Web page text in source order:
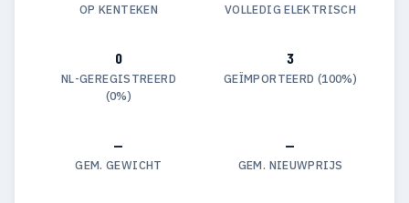
OP KENTEKEN VOLLEDIG ELEKTRISCH
0
NL-GEREGISTREERD
(0%)
3
GEÏMPORTEERD (100%)
—
GEM. GEWICHT
—
GEM. NIEUWPRIJS